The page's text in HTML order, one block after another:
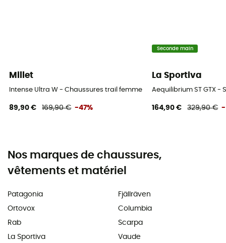
Millet
Intense Ultra W - Chaussures trail femme
89,90 € 169,90 € -47%
Seconde main
La Sportiva
Aequilibrium ST GTX
164,90 € 329,90 € -
Nos marques de chaussures,
vêtements et matériel
Patagonia
Ortovox
Rab
La Sportiva
Fjällräven
Columbia
Scarpa
Vaude